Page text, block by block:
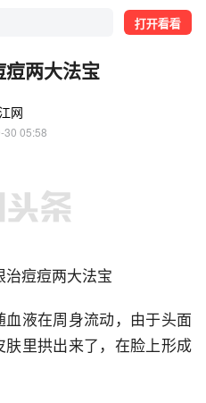
打开看看
痘两大法宝
网
30 05:58
痘痘两大法宝
液在周身流动，由于头面
里拱出来了，在脸上形成